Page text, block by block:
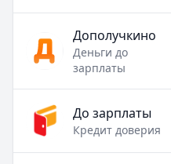
Дополучкино
Деньги до
зарплаты
До зарплаты
Кредит доверия